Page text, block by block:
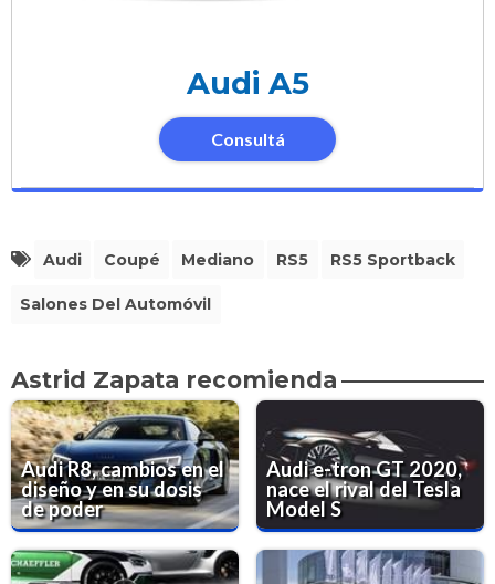
Audi A5
Consultá
Audi Coupé Mediano RS5 RS5 Sportback
Salones Del Automóvil
Astrid Zapata recomienda
Audi R8, cambios en el
diseño y en su dosis
de poder
Audi e-tron GT 2020,
nace el rival del Tesla
Model S